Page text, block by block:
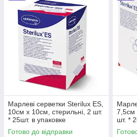
Марлеві серветки Sterilux ES,
10см х 10см, стерильні, 2 шт.
* 25шт. в упаковке
Готово до відправки
7,5см
шт. *